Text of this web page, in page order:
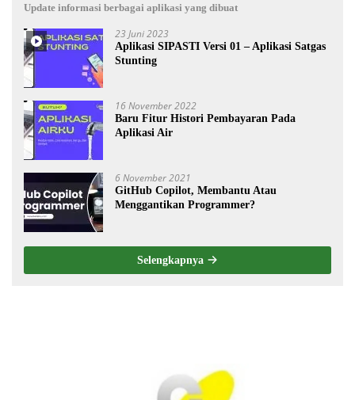
Update informasi berbagai aplikasi yang dibuat
23 Juni 2023
Aplikasi SIPASTI Versi 01 – Aplikasi Satgas
Stunting
16 November 2022
Baru Fitur Histori Pembayaran Pada
Aplikasi Air
6 November 2021
GitHub Copilot, Membantu Atau
Menggantikan Programmer?
Selengkapnya